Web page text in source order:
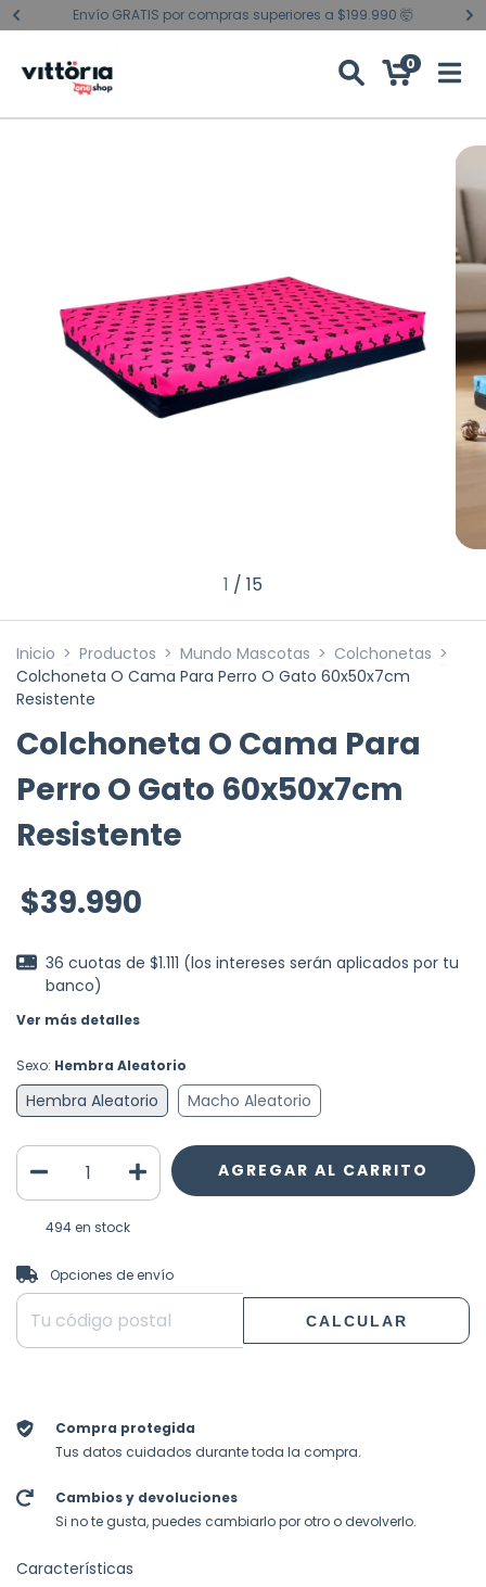
Envío GRATIS por compras superiores a $199.990 🤯
0
1 / 15
Inicio > Productos > Mundo Mascotas > Colchonetas >
Colchoneta O Cama Para Perro O Gato 60x50x7cm
Resistente
Colchoneta O Cama Para
Perro O Gato 60x50x7cm
Resistente
$39.990
36 cuotas de $1.111 (los intereses serán aplicados por tu
banco)
Ver más detalles
Sexo: Hembra Aleatorio
Hembra Aleatorio Macho Aleatorio
494en stock
Entregas para el CP:
Opciones de envío
CALCULAR
Compra protegida
Tus datos cuidados durante toda la compra.
Cambios y devoluciones
Si no te gusta, puedes cambiarlo por otro o devolverlo.
Características